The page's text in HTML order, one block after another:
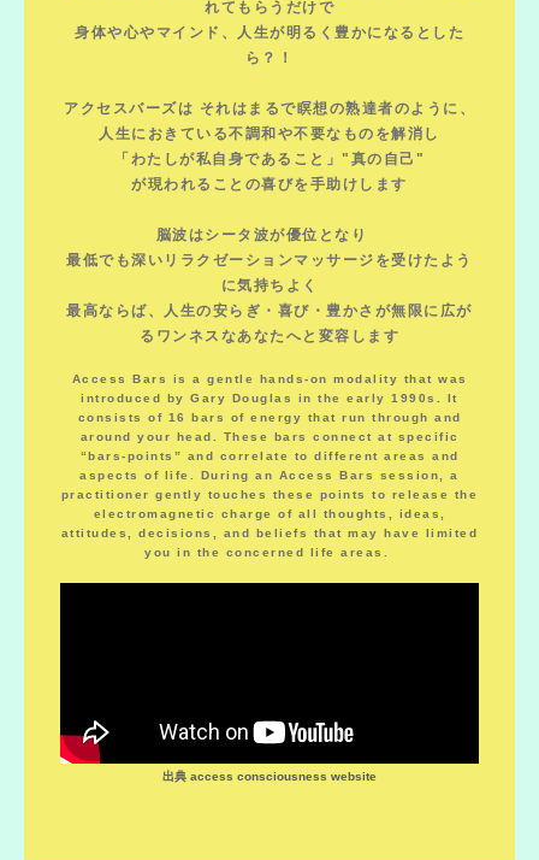
れてもらうだけで
身体や心やマインド、人生が明るく豊かになるとした
ら？！
アクセスバーズは それはまるで瞑想の熟達者のように、
人生におきている不調和や不要なものを解消し
「わたしが私自身であること」"真の自己"
が現われることの喜びを手助けします
脳波はシータ波が優位となり
最低でも深いリラクゼーションマッサージを受けたよう
に気持ちよく
最高ならば、人生の安らぎ・喜び・豊かさが無限に広が
るワンネスなあなたへと変容します
Access Bars is a gentle hands-on modality that was
introduced by Gary Douglas in the early 1990s. It
consists of 16 bars of energy that run through and
around your head. These bars connect at specific
“bars-points” and correlate to different areas and
aspects of life. During an Access Bars session, a
practitioner gently touches these points to release the
electromagnetic charge of all thoughts, ideas,
attitudes, decisions, and beliefs that may have limited
you in the concerned life areas.
出典 access consciousness website